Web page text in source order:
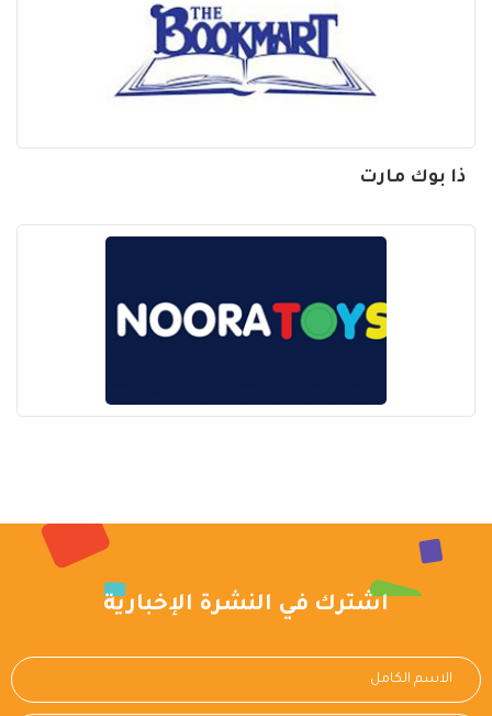
ذا بوك مارت
اشترك في النشرة الإخبارية